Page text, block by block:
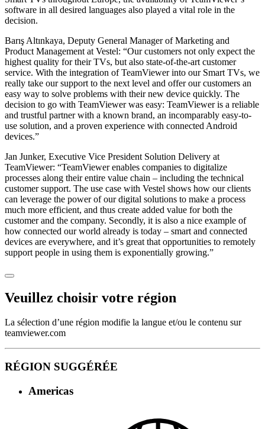
software in all desired languages also played a vital role in the
decision.
Barış Altınkaya, Deputy General Manager of Marketing and
Product Management at Vestel: “Our customers not only expect the
highest quality for their TVs, but also state-of-the-art customer
service. With the integration of TeamViewer into our Smart TVs, we
really take our support to the next level and offer our customers an
easy way to solve problems with their new device quickly. The
decision to go with TeamViewer was easy: TeamViewer is a reliable
and trustful partner with a known brand, an incomparably easy-to-
use solution, and a proven experience with connected Android
devices.”
Jan Junker, Executive Vice President Solution Delivery at
TeamViewer: “TeamViewer enables companies to digitalize
processes along their entire value chain – including the technical
customer support. The use case with Vestel shows how our clients
can leverage the power of our digital solutions to make a process
much more efficient, and thus create added value for both the
customer and the company. Secondly, it is also a nice example of
how connected our world already is today – smart and connected
devices are everywhere, and it’s great that opportunities to remotely
support people in using them is exponentially growing.”
Veuillez choisir votre région
La sélection d’une région modifie la langue et/ou le contenu sur
teamviewer.com
RÉGION SUGGÉRÉE
Americas